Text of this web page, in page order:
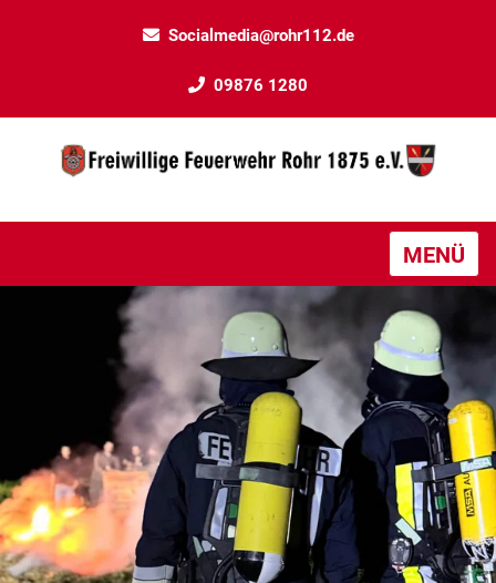
Socialmedia@rohr112.de
09876 1280
MENÜ